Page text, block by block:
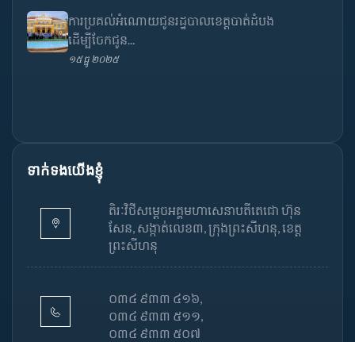
ការប្រគល់អំណោយជូនរដ្ឋបាលខេត្តបាត់ដំបង
ដើម្បីចែកជូន...
១៥ ធ្នូ ២០២៥
ទាក់ទងយើងខ្ញុំ
តិរៈវិថីសម្តេចអគ្គមហាសេនាបតីតេជោ ហ៊ុន
សែន, សង្កាត់លេខ៣, ក្រុងព្រះសីហនុ, ខេត្ត
ព្រះសីហនុ
០៣៤ ៩៣៣ ៤១៦,
០៣៤ ៩៣៣ ៥១១,
០៣៤ ៩៣៣ ៥០៧